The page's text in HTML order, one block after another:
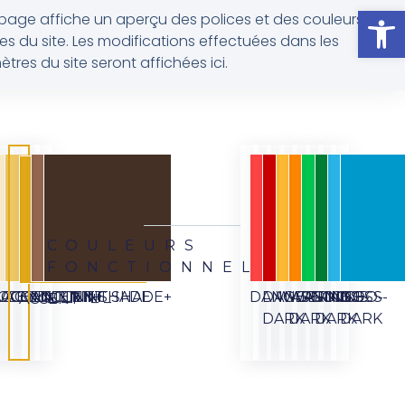
Ouvrir
affiche un aperçu des polices et des couleurs
du site. Les modifications effectuées dans les
du site seront affichées ici.
ACCENT_TINT
ACCENT
ACCENT_SHADE
ACCENT_SHADE+
COULEURS
FONCTIONNELLES
DANGER
DANGER-
DARK
WARNING
WARNING-
DARK
SUCCESS
SUCCESS-
DARK
INFO
INFO-
DARK